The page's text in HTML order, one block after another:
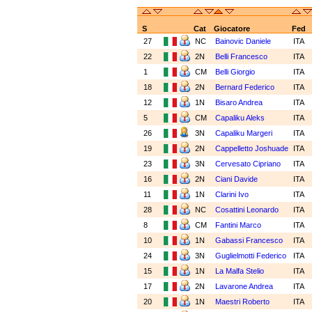
S Cat Giocatore Fed
27
NC Bainovic Daniele
ITA
22
2N Belli Francesco
ITA
1
CM Belli Giorgio
ITA
18
2N Bernard Federico
ITA
12
1N Bisaro Andrea
ITA
5
CM Capaliku Aleks
ITA
26
3N Capaliku Margeri
ITA
19
2N Cappelletto Joshuade
ITA
23
3N Cervesato Cipriano
ITA
16
2N Ciani Davide
ITA
11
1N Clarini Ivo
ITA
28
NC Cosattini Leonardo
ITA
8
CM Fantini Marco
ITA
10
1N Gabassi Francesco
ITA
24
3N Guglielmotti Federico
ITA
15
1N La Malfa Stelio
ITA
17
2N Lavarone Andrea
ITA
20
1N Maestri Roberto
ITA